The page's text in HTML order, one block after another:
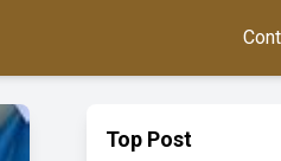
Top Post